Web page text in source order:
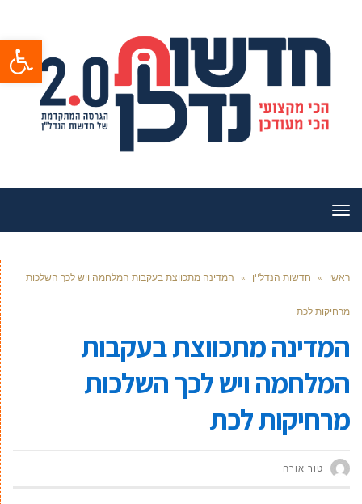
פתח
תפריט
ראשי » חדשות הנדל''ן » המדינה מתכווצת בעקבות המלחמה ויש לכך השלכות
מרחיקות לכת
המדינה מתכווצת בעקבות
המלחמה ויש לכך השלכות
מרחיקות לכת
טור אורח